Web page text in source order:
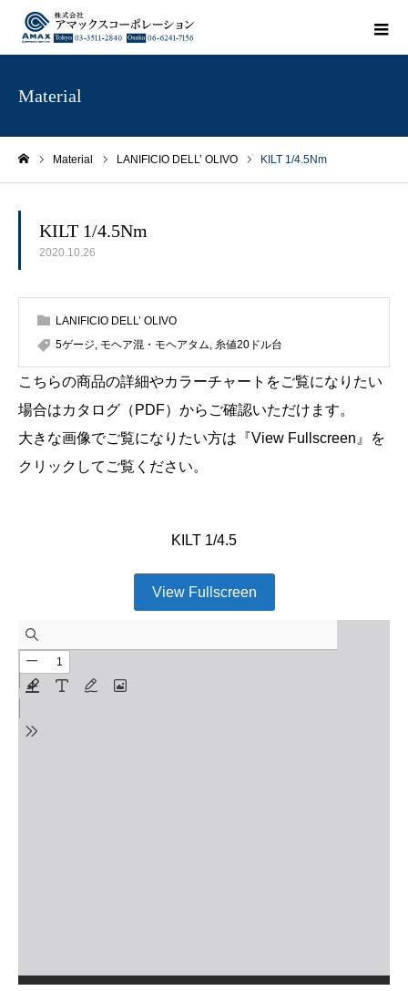
Material
Material LANIFICIO DELL’ OLIVO KILT 1/4.5Nm
KILT 1/4.5Nm
2020.10.26
LANIFICIO DELL’ OLIVO
5ゲージ, モヘア混・モヘアタム, 糸値20ドル台
こちらの商品の詳細やカラーチャートをご覧になりたい
場合はカタログ（PDF）からご確認いただけます。
大きな画像でご覧になりたい方は『View Fullscreen』を
クリックしてご覧ください。
KILT 1/4.5
View Fullscreen